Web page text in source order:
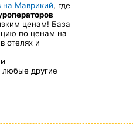
на Маврикий, где
ценам! База
по ценам на
отелях и
любые другие